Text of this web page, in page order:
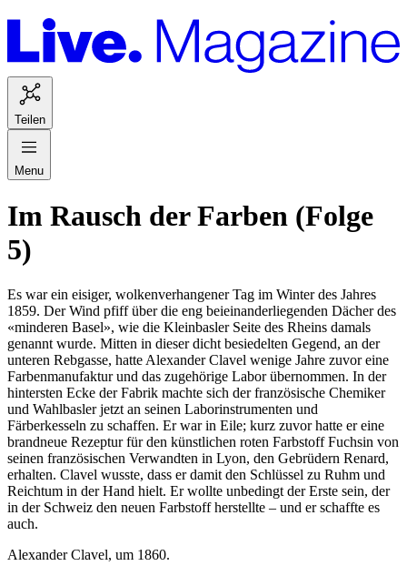
Teilen
Menu
Im Rausch der Farben (Folge
5)
Es war ein eisiger, wolkenverhangener Tag im Winter des Jahres
1859. Der Wind pfiff über die eng beieinanderliegenden Dächer des
«minderen Basel», wie die Kleinbasler Seite des Rheins damals
genannt wurde. Mitten in dieser dicht besiedelten Gegend, an der
unteren Rebgasse, hatte Alexander Clavel wenige Jahre zuvor eine
Farbenmanufaktur und das zugehörige Labor übernommen. In der
hintersten Ecke der Fabrik machte sich der französische Chemiker
und Wahlbasler jetzt an seinen Laborinstrumenten und
Färberkesseln zu schaffen. Er war in Eile; kurz zuvor hatte er eine
brandneue Rezeptur für den künstlichen roten Farbstoff Fuchsin von
seinen französischen Verwandten in Lyon, den Gebrüdern Renard,
erhalten. Clavel wusste, dass er damit den Schlüssel zu Ruhm und
Reichtum in der Hand hielt. Er wollte unbedingt der Erste sein, der
in der Schweiz den neuen Farbstoff herstellte – und er schaffte es
auch.
Alexander Clavel, um 1860.